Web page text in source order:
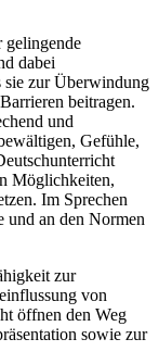
gelingende
dabei
sie zur Überwindung
beitragen.
und
Gefühle,
Möglichkeiten,
Im Sprechen
und an den Normen
zur
von
öffnen den Weg
sowie zur